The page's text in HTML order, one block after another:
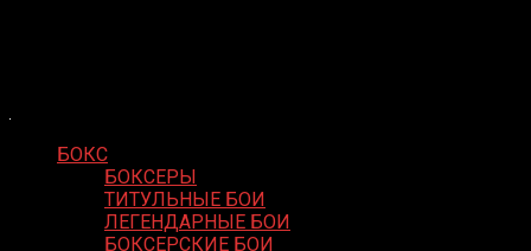
БОКС
БОКСЕРЫ
ТИТУЛЬНЫЕ БОИ
ЛЕГЕНДАРНЫЕ БОИ
БОКСЕРСКИЕ БОИ